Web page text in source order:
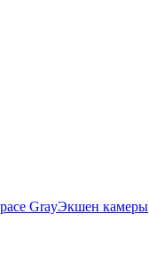
Экшен камеры